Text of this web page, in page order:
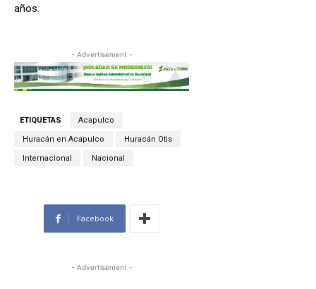
años.
- Advertisement -
ETIQUETAS Acapulco
Huracán en Acapulco Huracán Otis
Internacional Nacional
Facebook
- Advertisement -